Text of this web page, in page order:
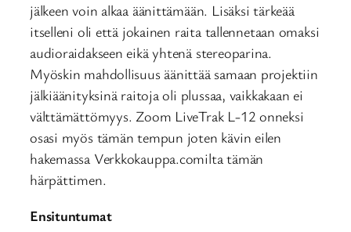
jälkeen voin alkaa äänittämään. Lisäksi tärkeää
itselleni oli että jokainen raita tallennetaan omaksi
audioraidakseen eikä yhtenä stereoparina.
Myöskin mahdollisuus äänittää samaan projektiin
jälkiäänityksinä raitoja oli plussaa, vaikkakaan ei
välttämättömyys. Zoom LiveTrak L-12 onneksi
osasi myös tämän tempun joten kävin eilen
hakemassa Verkkokauppa.comilta tämän
härpättimen.
Ensituntumat